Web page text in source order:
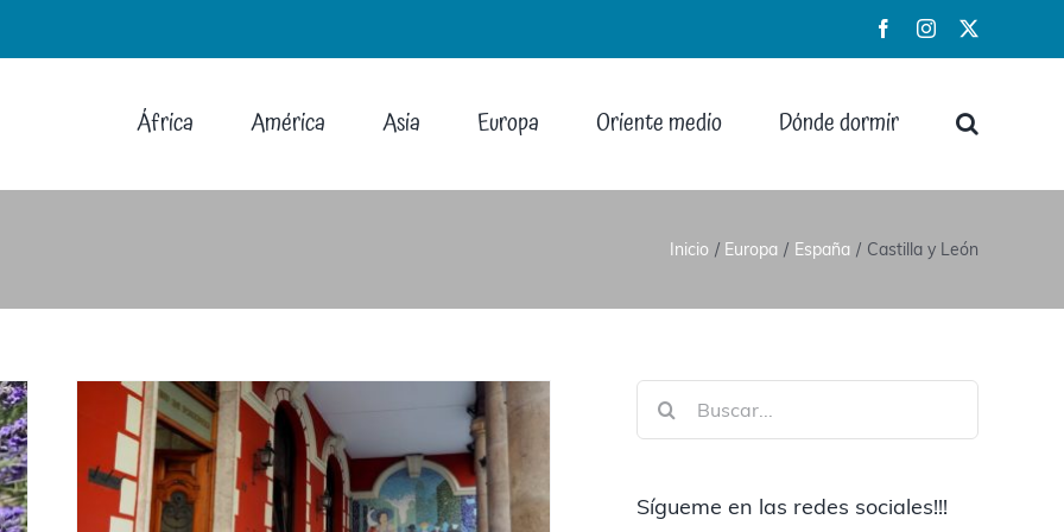
FacebookInstagram
África América Asia Europa Oriente medio Dónde dormir
Inicio Europa España Castilla y León
Sígueme en las redes sociales!!!